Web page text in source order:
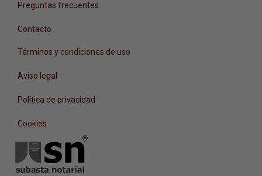
Preguntas frecuentes
Contacto
Términos y condiciones de uso
Aviso legal
Política de privacidad
Cookies